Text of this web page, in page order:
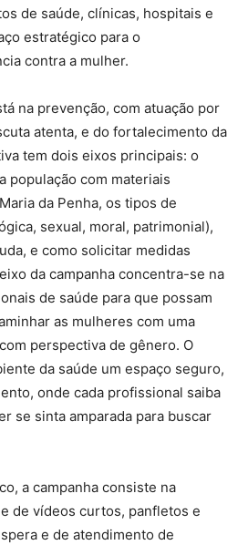
de saúde, clínicas, hospitais e
estratégico para o
contra a mulher.
na prevenção, com atuação por
atenta, e do fortalecimento da
tem dois eixos principais: o
população com materiais
da Penha, os tipos de
sexual, moral, patrimonial),
e como solicitar medidas
da campanha concentra-se na
de saúde para que possam
as mulheres com uma
perspectiva de gênero. O
da saúde um espaço seguro,
onde cada profissional saiba
se sinta amparada para buscar
a campanha consiste na
de vídeos curtos, panfletos e
e de atendimento de